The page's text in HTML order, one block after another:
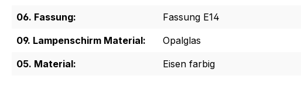
06. Fassung:
Fassung E14
09. Lampenschirm Material:
Opalglas
05. Material:
Eisen farbig